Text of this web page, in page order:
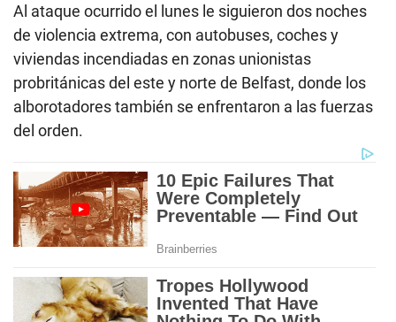
Al ataque ocurrido el lunes le siguieron dos noches
de violencia extrema, con autobuses, coches y
viviendas incendiadas en zonas unionistas
probritánicas del este y norte de Belfast, donde los
alborotadores también se enfrentaron a las fuerzas
del orden.